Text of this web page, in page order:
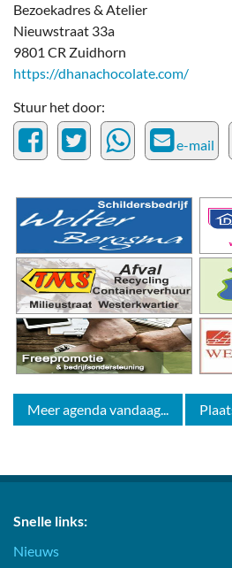
Bezoekadres & Atelier
Nieuwstraat 33a
9801 CR Zuidhorn
https://dhanachocolate.com/
Stuur het door:
e-mail
Meer agenda vandaag...
Snelle links:
Nieuws